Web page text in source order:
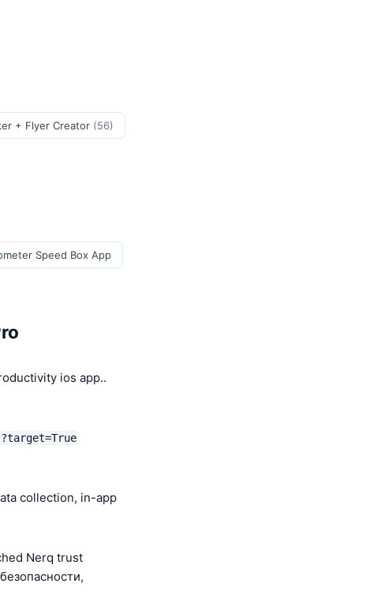
+ Flyer Creator (56)
Speed Box App
ios app..
collection, in-app
Nerq trust